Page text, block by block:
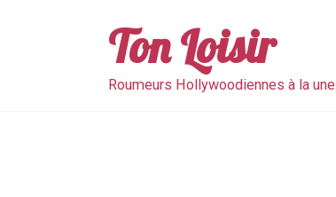
Ton Loisir
Roumeurs Hollywoodiennes à la une